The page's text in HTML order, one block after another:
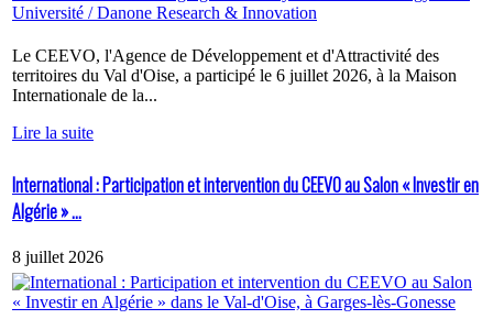
Le CEEVO, l'Agence de Développement et d'Attractivité des
territoires du Val d'Oise, a participé le 6 juillet 2026, à la Maison
Internationale de la...
Lire la suite
International : Participation et intervention du CEEVO au Salon « Investir en
Algérie » ...
8 juillet 2026